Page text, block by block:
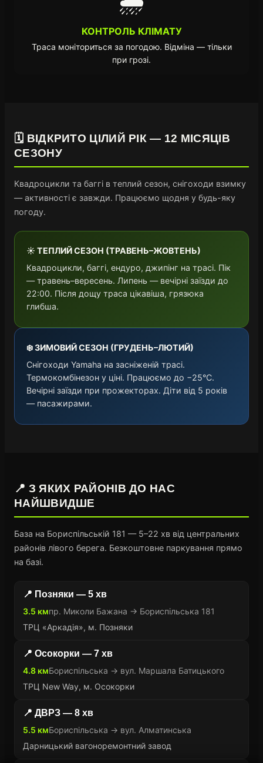
КОНТРОЛЬ КЛІМАТУ
Траса моніториться за погодою. Відміна — тільки
при грозі.
🗓️ ВІДКРИТО ЦІЛИЙ РІК — 12 МІСЯЦІВ
СЕЗОНУ
Квадроцикли та баггі в теплий сезон, снігоходи взимку
— активності є завжди. Працюємо щодня у будь-яку
погоду.
☀️ ТЕПЛИЙ СЕЗОН (ТРАВЕНЬ–ЖОВТЕНЬ)
Квадроцикли, баггі, ендуро, джипінг на трасі. Пік
— травень–вересень. Липень — вечірні заїзди до
22:00. Після дощу траса цікавіша, грязюка
глибша.
❄️ ЗИМОВИЙ СЕЗОН (ГРУДЕНЬ–ЛЮТИЙ)
Снігоходи Yamaha на засніженій трасі.
Термокомбінезон у ціні. Працюємо до −25°C.
Вечірні заїзди при прожекторах. Діти від 5 років
— пасажирами.
📍 З ЯКИХ РАЙОНІВ ДО НАС
НАЙШВИДШЕ
База на Бориспільській 181 — 5–22 хв від центральних
районів лівого берега. Безкоштовне паркування прямо
на базі.
📍 Позняки — 5 хв
3.5 кмпр. Миколи Бажана → Бориспільська 181
ТРЦ «Аркадія», м. Позняки
📍 Осокорки — 7 хв
4.8 кмБориспільська → вул. Маршала Батицького
ТРЦ New Way, м. Осокорки
📍 ДВРЗ — 8 хв
5.5 кмБориспільська → вул. Алматинська
Дарницький вагоноремонтний завод